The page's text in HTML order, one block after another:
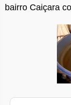
bairro Caiçara